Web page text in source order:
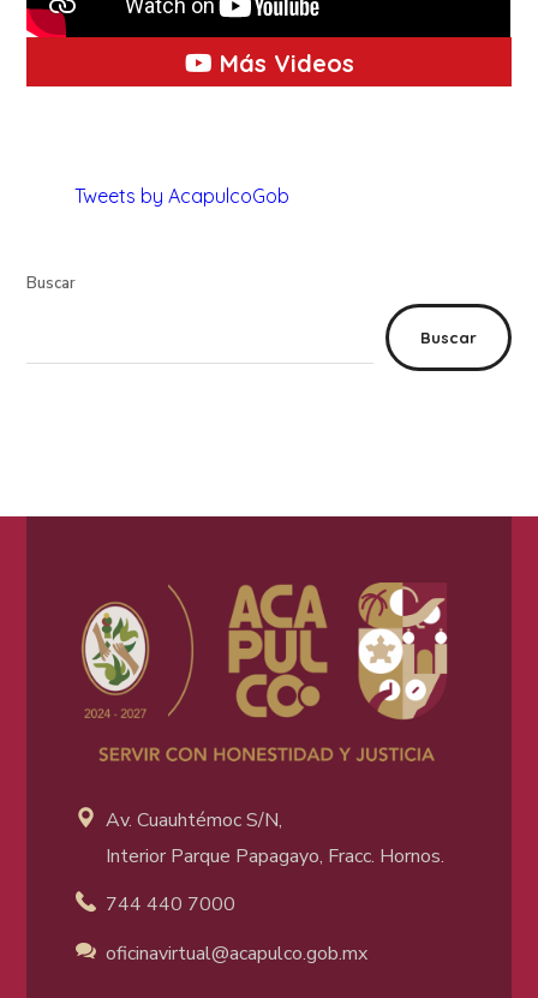
Más Videos
Tweets by AcapulcoGob
Buscar
Buscar
Av. Cuauhtémoc S/N,
Interior Parque Papagayo, Fracc. Hornos.
744 440 7000
oficinavirtual@acapulco.gob.mx